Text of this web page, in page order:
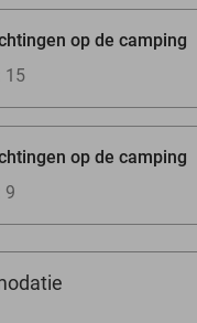
op de camping
15
op de camping
9